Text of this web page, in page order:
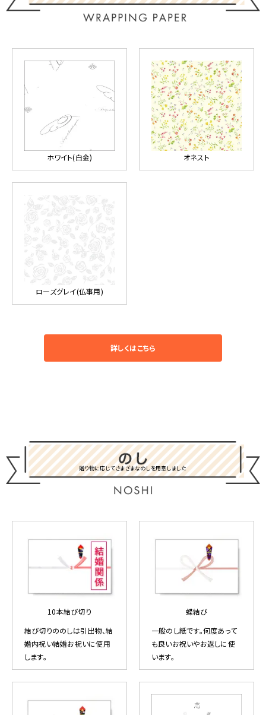
ホワイト(白金) オネスト
ローズグレイ(仏事用)
詳しくはこちら
贈り物に応じてさまざまなのしを用意しました
10本結び切り
結び切りののしは引出物、結
婚内祝い結婚お祝いに使用
します。
蝶結び
一般のし紙です。何度あって
も良いお祝いやお返しに使
います。